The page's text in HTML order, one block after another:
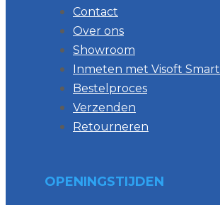
Contact
Over ons
Showroom
Inmeten met Visoft Smart
Bestelproces
Verzenden
Retourneren
OPENINGSTIJDEN